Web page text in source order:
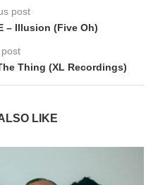
post
– Illusion (Five Oh)
Thing (XL Recordings)
LIKE